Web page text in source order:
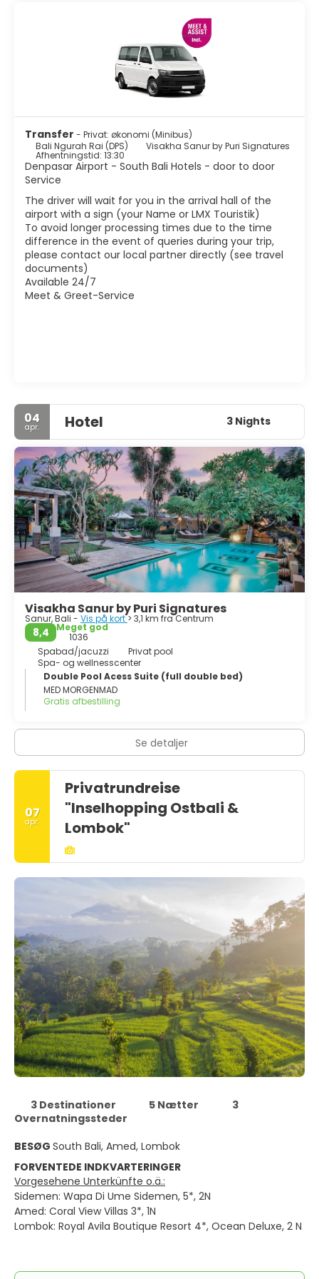
Legian-gaden er dejlig, ideel til at købe souvenirs eller en
kjole ved at prutte med de lokale; Stranden er meget
velegnet til surfing og den bedste at se det, da den er fuld
af surfere på alle tider!; Og solnedgangen er en
begivenhed, du ikke kan gå glip af. De lokale strømmer til
stranden i flokke, mange af dem ønsker at tage billeder
med dig, spille fodbold eller simpelthen bade; Og
Selvfølgelig er livet for de lokale kortere end i andre dele
af øen, eller i hvert fald ikke så integreret, så glem at finde
et dejligt marked eller et tempel på hvert hjørne.
Transfer - Privat: økonomi (Minibus)
Bali Ngurah Rai (DPS)
Visakha Sanur by Puri Signatures
Afhentningstid: 13:30
Denpasar Airport - South Bali Hotels - door to door
Service
The driver will wait for you in the arrival hall of the
airport with a sign (your Name or LMX Touristik)
To avoid longer processing times due to the time
difference in the event of queries during your trip,
please contact our local partner directly (see travel
documents)
Available 24/7
Meet & Greet-Service
04
apr. Hotel 3 Nights
Visakha Sanur by Puri Signatures
Sanur, Bali - Vis på kort> 3,1 km fra Centrum
8,4
Meget god
1036
Spabad/jacuzzi
Privat pool
Spa- og wellnesscenter
Double Pool Acess Suite (full double bed)
MED MORGENMAD
Gratis afbestilling
Se detaljer
07
apr.
Privatrundreise
"Inselhopping Ostbali &
Lombok"
3 Destinationer 5 Nætter
3
Overnatningssteder
BESØG South Bali, Amed, Lombok
FORVENTEDE INDKVARTERINGER
Vorgesehene Unterkünfte o.ä.:
Sidemen: Wapa Di Ume Sidemen, 5*, 2N
Amed: Coral View Villas 3*, 1N
Lombok: Royal Avila Boutique Resort 4*, Ocean Deluxe, 2 N